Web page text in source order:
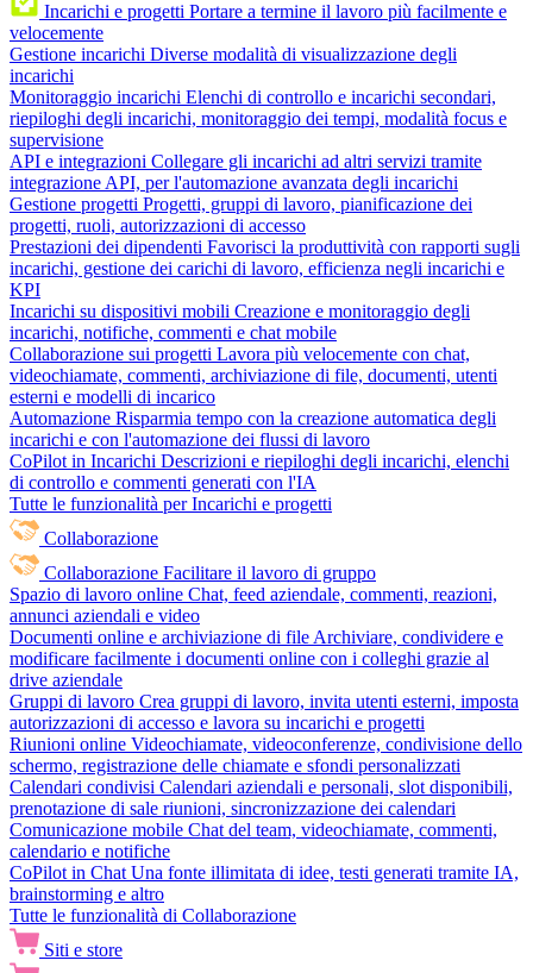
Incarichi e progetti Portare a termine il lavoro più facilmente e
velocemente
Gestione incarichi Diverse modalità di visualizzazione degli
incarichi
Monitoraggio incarichi Elenchi di controllo e incarichi secondari,
riepiloghi degli incarichi, monitoraggio dei tempi, modalità focus e
supervisione
API e integrazioni Collegare gli incarichi ad altri servizi tramite
integrazione API, per l'automazione avanzata degli incarichi
Gestione progetti Progetti, gruppi di lavoro, pianificazione dei
progetti, ruoli, autorizzazioni di accesso
Prestazioni dei dipendenti Favorisci la produttività con rapporti sugli
incarichi, gestione dei carichi di lavoro, efficienza negli incarichi e
KPI
Incarichi su dispositivi mobili Creazione e monitoraggio degli
incarichi, notifiche, commenti e chat mobile
Collaborazione sui progetti Lavora più velocemente con chat,
videochiamate, commenti, archiviazione di file, documenti, utenti
esterni e modelli di incarico
Automazione Risparmia tempo con la creazione automatica degli
incarichi e con l'automazione dei flussi di lavoro
CoPilot in Incarichi Descrizioni e riepiloghi degli incarichi, elenchi
di controllo e commenti generati con l'IA
Tutte le funzionalità per Incarichi e progetti
Collaborazione
Collaborazione Facilitare il lavoro di gruppo
Spazio di lavoro online Chat, feed aziendale, commenti, reazioni,
annunci aziendali e video
Documenti online e archiviazione di file Archiviare, condividere e
modificare facilmente i documenti online con i colleghi grazie al
drive aziendale
Gruppi di lavoro Crea gruppi di lavoro, invita utenti esterni, imposta
autorizzazioni di accesso e lavora su incarichi e progetti
Riunioni online Videochiamate, videoconferenze, condivisione dello
schermo, registrazione delle chiamate e sfondi personalizzati
Calendari condivisi Calendari aziendali e personali, slot disponibili,
prenotazione di sale riunioni, sincronizzazione dei calendari
Comunicazione mobile Chat del team, videochiamate, commenti,
calendario e notifiche
CoPilot in Chat Una fonte illimitata di idee, testi generati tramite IA,
brainstorming e altro
Tutte le funzionalità di Collaborazione
Siti e store